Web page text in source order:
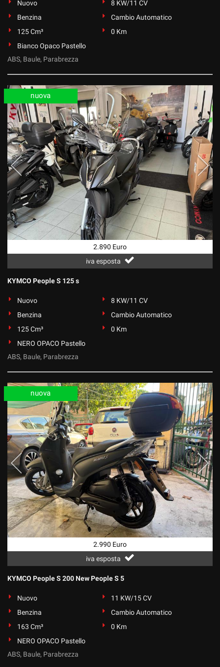
Nuovo
8 KW/11 CV
Benzina
Cambio Automatico
125 Cm³
0 Km
Bianco Opaco Pastello
ABS, Baule, Parabrezza
2.890 Euro
iva esposta
nuova
KYMCO People S 125 s
Nuovo
8 KW/11 CV
Benzina
Cambio Automatico
125 Cm³
0 Km
NERO OPACO Pastello
ABS, Baule, Parabrezza
2.990 Euro
iva esposta
nuova
KYMCO People S 200 New People S 5
Nuovo
11 KW/15 CV
Benzina
Cambio Automatico
163 Cm³
0 Km
NERO OPACO Pastello
ABS, Baule, Parabrezza